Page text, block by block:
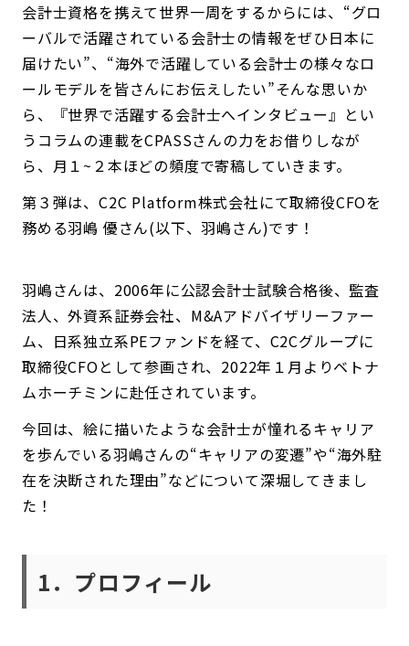
会計士資格を携えて世界一周をするからには、“グロ
ーバルで活躍されている会計士の情報をぜひ日本に
届けたい”、“海外で活躍している会計士の様々なロ
ールモデルを皆さんにお伝えしたい”そんな思いか
ら、『世界で活躍する会計士へインタビュー』とい
うコラムの連載をCPASSさんの力をお借りしなが
ら、月１~２本ほどの頻度で寄稿していきます。
第３弾は、C2C Platform株式会社にて取締役CFOを
務める羽嶋 優さん(以下、羽嶋さん)です！
羽嶋さんは、2006年に公認会計士試験合格後、監査
法人、外資系証券会社、M&Aアドバイザリーファー
ム、日系独立系PEファンドを経て、C2Cグループに
取締役CFOとして参画され、2022年１月よりベトナ
ムホーチミンに赴任されています。
今回は、絵に描いたような会計士が憧れるキャリア
を歩んでいる羽嶋さんの“キャリアの変遷”や“海外駐
在を決断された理由”などについて深堀してきまし
た！
1．プロフィール